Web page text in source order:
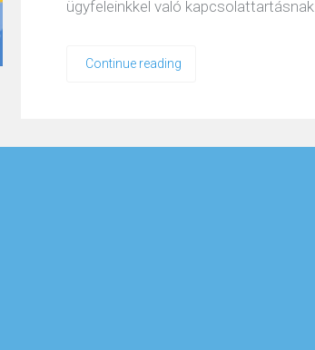
ügyfeleinkkel való
Continue reading